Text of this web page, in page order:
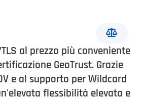
al prezzo più conveniente
GeoTrust. Grazie
e al supporto per Wildcard
flessibilità elevata e